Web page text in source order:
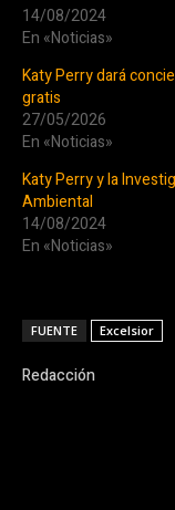
14/08/2024
En «Noticias»
Katy Perry dará
gratis
27/05/2026
En «Noticias»
Katy Perry y la
Ambiental
14/08/2024
En «Noticias»
FUENTE Excelsior
Redacción